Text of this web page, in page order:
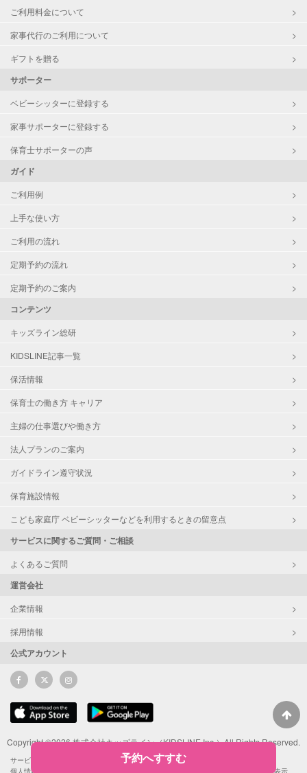
予約へすすむ
ご利用料金について
家事代行のご利用について
ギフトを贈る
サポーター
ベビーシッターに登録する
家事サポーターに登録する
保育士サポーターの声
ガイド
ご利用例
上手な使い方
ご利用の流れ
定期予約の流れ
定期予約のご案内
コンテンツ
キッズライン総研
KIDSLINE記事一覧
保活情報
保育士の働き方 キャリア
主婦の仕事選びや働き方
法人プランのご案内
ガイドライン遵守状況
保育施設情報
こども家庭庁 ベビーシッターなどを利用するときの留意点
サービスに関するご質問・ご相談
よくあるご質問
運営会社
企業情報
採用情報
公式アカウント
Copyright ©2026 株式会社キッズライン（KIDSLINE Inc.）All Rights Reserved.
サービス利用規約 サポーターによるSNS投稿ガイドライン